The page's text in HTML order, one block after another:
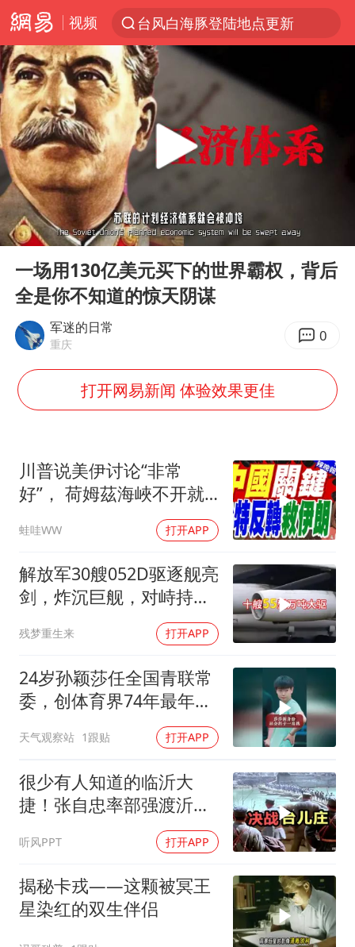
视频
台风白海豚登陆地点更新
台风白海豚进入48小时警戒线
宇树科技发行价格150.80元/股
看守所辅警收受10万获刑1年
五粮液渠道价一箱上涨近百元
CIA被曝已秘密设立古巴工作组
U17国足1分钟轰2球
泰国一女公务员妆容引争议 本人回应
24小时不关空调 电费会更低吗
中国养老床位“三连降”
郑国霖回应去景区上班被保安拦下
我国编制完成新版全月地质图
“深圳地面沉降致车辆损坏”不实
奋进开新局 实干挑大梁
Play
00:00 05:21
一场用130亿美元买下的世界霸权，背后
全是你不知道的惊天阴谋
军迷的日常
重庆 0
打开网易新闻 体验效果更佳
川普说美伊讨论“非常
好”， 荷姆茲海峽不开就
出重拳｜帅化民.孙大千.
谢寒冰｜辣晚报20260805
蛙哇WW 打开APP
解放军30艘052D驱逐舰亮
剑，炸沉巨舰，对峙持续
残梦重生来 打开APP
24岁孙颖莎任全国青联常
委，创体育界74年最年轻
天气观察站 1跟贴 打开APP
很少有人知道的临沂大
捷！张自忠率部强渡沂
听风PPT 打开APP
揭秘卡戎——这颗被冥王
星染红的双生伴侣